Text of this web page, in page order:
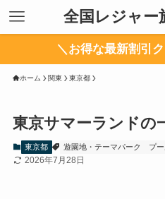
全国レジャー
＼お得な最新割引
ホーム 関東 東京都
東京サマーランドの
東京都 遊園地・テーマパーク プ
2026年7月28日